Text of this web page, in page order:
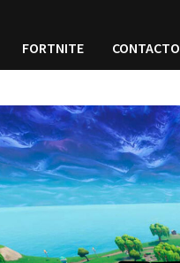
FORTNITE CONTACTO